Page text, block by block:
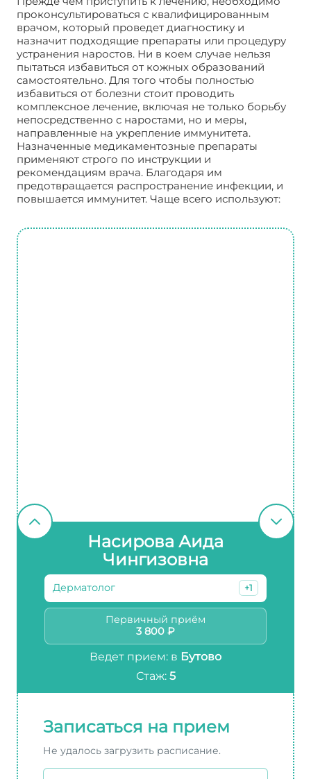
проконсультироваться с квалифицированным
врачом, который проведет диагностику и
назначит подходящие препараты или процедуру
устранения наростов. Ни в коем случае нельзя
пытаться избавиться от кожных образований
самостоятельно. Для того чтобы полностью
избавиться от болезни стоит проводить
комплексное лечение, включая не только борьбу
непосредственно с наростами, но и меры,
направленные на укрепление иммунитета.
Назначенные медикаментозные препараты
применяют строго по инструкции и
рекомендациям врача. Благодаря им
предотвращается распространение инфекции, и
повышается иммунитет. Чаще всего используют:
Насирова Аида
Чингизовна
Дерматолог +1
Первичный приём
3 800 ₽
Ведет прием: в Бутово
Стаж: 5
Записаться на прием
Не удалось загрузить расписание.